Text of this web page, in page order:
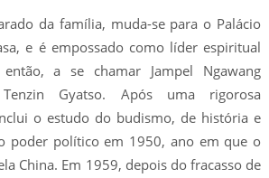
da família, muda-se para o Palácio
e é empossado como líder espiritual
a se chamar Jampel Ngawang
Tenzin Gyatso. Após uma rigorosa
o estudo do budismo, de história e
poder político em 1950, ano em que o
China. Em 1959, depois do fracasso de